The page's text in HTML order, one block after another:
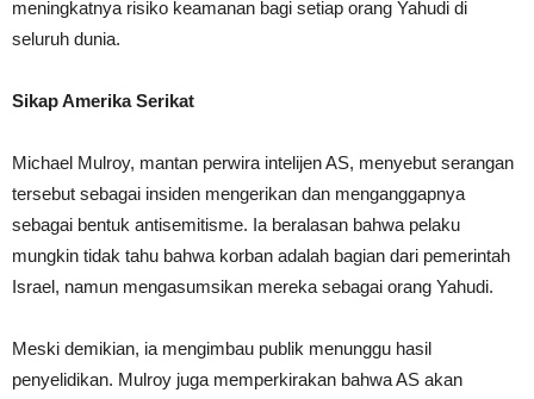
meningkatnya risiko keamanan bagi setiap orang Yahudi di
seluruh dunia.
Sikap Amerika Serikat
Michael Mulroy, mantan perwira intelijen AS, menyebut serangan
tersebut sebagai insiden mengerikan dan menganggapnya
sebagai bentuk antisemitisme. Ia beralasan bahwa pelaku
mungkin tidak tahu bahwa korban adalah bagian dari pemerintah
Israel, namun mengasumsikan mereka sebagai orang Yahudi.
Meski demikian, ia mengimbau publik menunggu hasil
penyelidikan. Mulroy juga memperkirakan bahwa AS akan